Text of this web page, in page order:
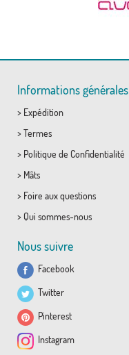
Informations générales
> Expédition
> Termes
> Politique de Confidentialité
> Mâts
> Foire aux questions
> Qui sommes-nous
Nous suivre
Facebook
Twitter
Pinterest
Instagram